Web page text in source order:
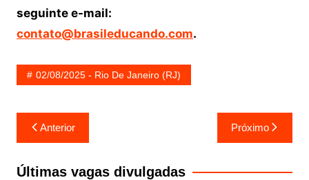
seguinte e-mail:
contato@brasileducando.com.
02/08/2025 - Rio De Janeiro (RJ)
Navegação
de
Post
Anterior Próximo
Últimas vagas divulgadas